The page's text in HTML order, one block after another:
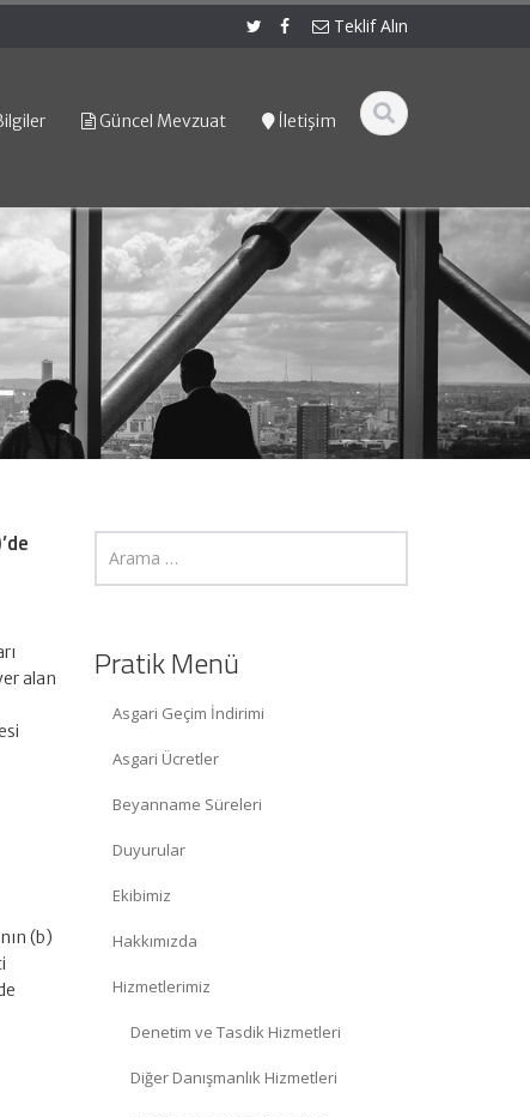
Teklif Alın
Güncel Mevzuat İletişim
alan
(b)
Pratik Menü
Asgari Geçim İndirimi
Asgari Ücretler
Beyanname Süreleri
Duyurular
Ekibimiz
Hakkımızda
Hizmetlerimiz
Denetim ve Tasdik Hizmetleri
Diğer Danışmanlık Hizmetleri